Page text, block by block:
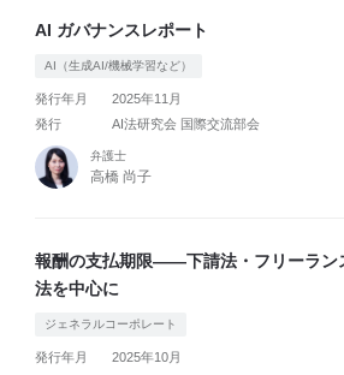
AI ガバナンスレポート
AI（生成AI/機械学習など）
発行年月
2025年11月
発行
AI法研究会 国際交流部会
弁護士
高橋 尚子
報酬の支払期限――下請法・フリーラン
法を中心に
ジェネラルコーポレート
発行年月
2025年10月